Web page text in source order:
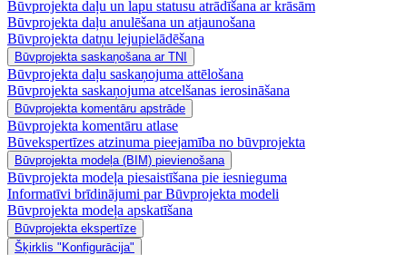
Būvprojekta daļu un lapu statusu atrādīšana ar krāsām
Būvprojekta daļu anulēšana un atjaunošana
Būvprojekta datņu lejupielādēšana
Būvprojekta saskaņošana ar TNI
Būvprojekta daļu saskaņojuma attēlošana
Būvprojekta saskaņojuma atcelšanas ierosināšana
Būvprojekta komentāru apstrāde
Būvprojekta komentāru atlase
Būvekspertīzes atzinuma pieejamība no būvprojekta
Būvprojekta modeļa (BIM) pievienošana
Būvprojekta modeļa piesaistīšana pie iesnieguma
Informatīvi brīdinājumi par Būvprojekta modeli
Būvprojekta modeļa apskatīšana
Būvprojekta ekspertīze
Šķirklis "Konfigurācija"